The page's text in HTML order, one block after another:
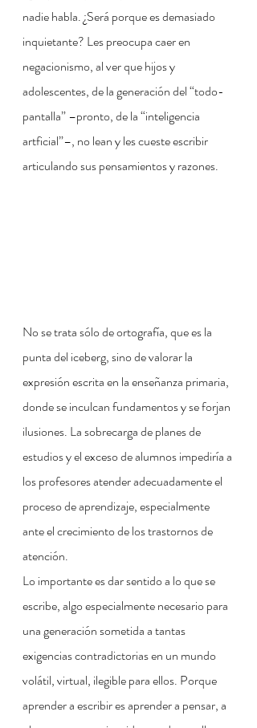
nadie habla. ¿Será porque es demasiado
inquietante? Les preocupa caer en
negacionismo, al ver que hijos y
adolescentes, de la generación del “todo-
pantalla” –pronto, de la “inteligencia
artficial”–, no lean y les cueste escribir
articulando sus pensamientos y razones.
No se trata sólo de ortografía, que es la
punta del iceberg, sino de valorar la
expresión escrita en la enseñanza primaria,
donde se inculcan fundamentos y se forjan
ilusiones. La sobrecarga de planes de
estudios y el exceso de alumnos impediría a
los profesores atender adecuadamente el
proceso de aprendizaje, especialmente
ante el crecimiento de los trastornos de
atención.
Lo importante es dar sentido a lo que se
escribe, algo especialmente necesario para
una generación sometida a tantas
exigencias contradictorias en un mundo
volátil, virtual, ilegible para ellos. Porque
aprender a escribir es aprender a pensar, a